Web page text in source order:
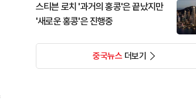
스티븐 로치 '과거의 홍콩'은 끝났지만
'새로운 홍콩'은 진행중
중국뉴스더보기